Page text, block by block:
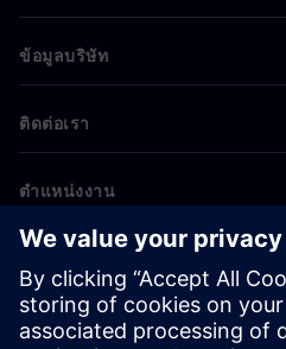
ข้อมูลบริษัท
ติดต่อเรา
ตำแหน่งงาน
©Siemens 2026
ข้อมูลองค์กร